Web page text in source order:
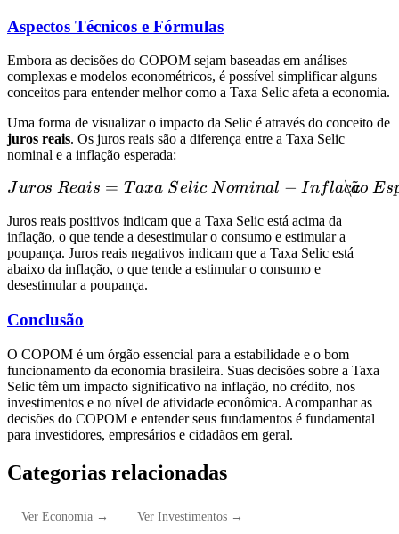
Aspectos Técnicos e Fórmulas
Embora as decisões do COPOM sejam baseadas em análises
complexas e modelos econométricos, é possível simplificar alguns
conceitos para entender melhor como a Taxa Selic afeta a economia.
Uma forma de visualizar o impacto da Selic é através do conceito de
juros reais. Os juros reais são a diferença entre a Taxa Selic
nominal e a inflação esperada:
Juros \ Reais = Taxa \
Juros Reais = T axa Selic Nominal − Inflac
\c
a
~o Es
Juros reais positivos indicam que a Taxa Selic está acima da
inflação, o que tende a desestimular o consumo e estimular a
poupança. Juros reais negativos indicam que a Taxa Selic está
abaixo da inflação, o que tende a estimular o consumo e
desestimular a poupança.
Conclusão
O COPOM é um órgão essencial para a estabilidade e o bom
funcionamento da economia brasileira. Suas decisões sobre a Taxa
Selic têm um impacto significativo na inflação, no crédito, nos
investimentos e no nível de atividade econômica. Acompanhar as
decisões do COPOM e entender seus fundamentos é fundamental
para investidores, empresários e cidadãos em geral.
Categorias relacionadas
Ver Economia → Ver Investimentos →